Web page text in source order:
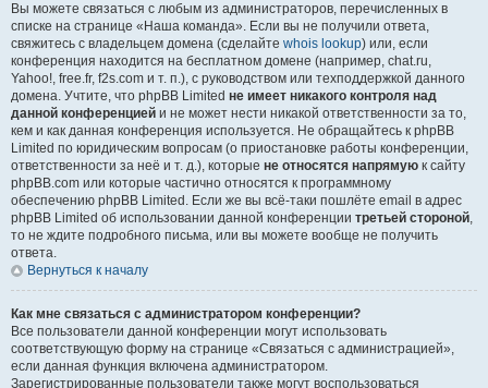
Вы можете связаться с любым из администраторов, перечисленных в
списке на странице «Наша команда». Если вы не получили ответа,
свяжитесь с владельцем домена (сделайте whois lookup) или, если
конференция находится на бесплатном домене (например, chat.ru,
Yahoo!, free.fr, f2s.com и т. п.), с руководством или техподдержкой данного
домена. Учтите, что phpBB Limited не имеет никакого контроля над
данной конференцией и не может нести никакой ответственности за то,
кем и как данная конференция используется. Не обращайтесь к phpBB
Limited по юридическим вопросам (о приостановке работы конференции,
ответственности за неё и т. д.), которые не относятся напрямую к сайту
phpBB.com или которые частично относятся к программному
обеспечению phpBB Limited. Если же вы всё-таки пошлёте email в адрес
phpBB Limited об использовании данной конференции третьей стороной,
то не ждите подробного письма, или вы можете вообще не получить
ответа.
Вернуться к началу
Как мне связаться с администратором конференции?
Все пользователи данной конференции могут использовать
соответствующую форму на странице «Связаться с администрацией»,
если данная функция включена администратором.
Зарегистрированные пользователи также могут воспользоваться